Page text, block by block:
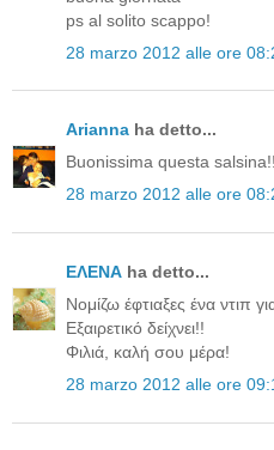
ps al solito scappo!
28 marzo 2012 alle ore
Arianna ha detto...
Buonissima questa
28 marzo 2012 alle ore
ΕΛΕΝΑ ha detto...
Νομίζω έφτιαξες ένα ντιπ
Εξαιρετικό δείχνει!!
Φιλιά, καλή σου μέρα!
28 marzo 2012 alle ore